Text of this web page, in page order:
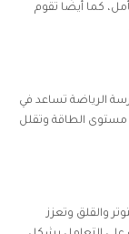
كما أيضًا تقوم
الرياضة تساعد في
مستوى الطاقة وتقلل
والقلق وتعزز